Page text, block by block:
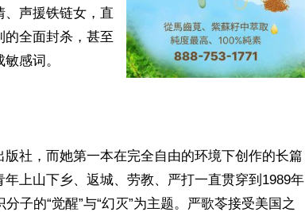
、声援铁链女，直
的全面封杀，甚至
感词。
社，而她第一本在完全自由的环境下创作的长篇
上山下乡、返城、劳教、严打一直贯穿到1989年
子的“觉醒”与“幻灭”为主题。严歌苓接受美国之